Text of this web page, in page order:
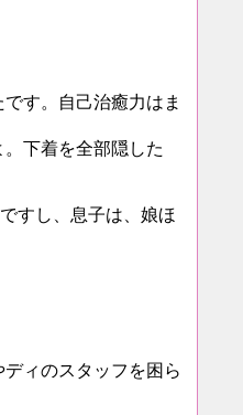
す。自己治癒力はま
下着を全部隠した
すし、息子は、娘ほ
ィのスタッフを困ら